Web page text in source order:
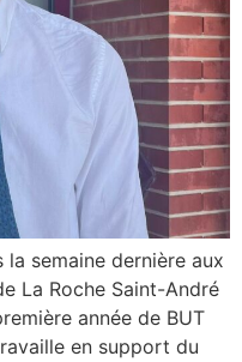
semaine dernière aux
La Roche Saint-André
année de BUT
en support du